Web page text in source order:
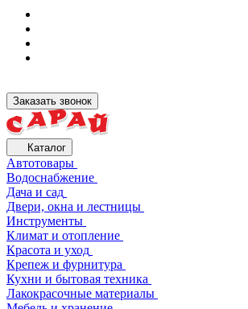
Заказать звонок
Каталог
Автотовары
Водоснабжение
Дача и сад
Двери, окна и лестницы
Инструменты
Климат и отопление
Красота и уход
Крепеж и фурнитура
Кухни и бытовая техника
Лакокрасочные материалы